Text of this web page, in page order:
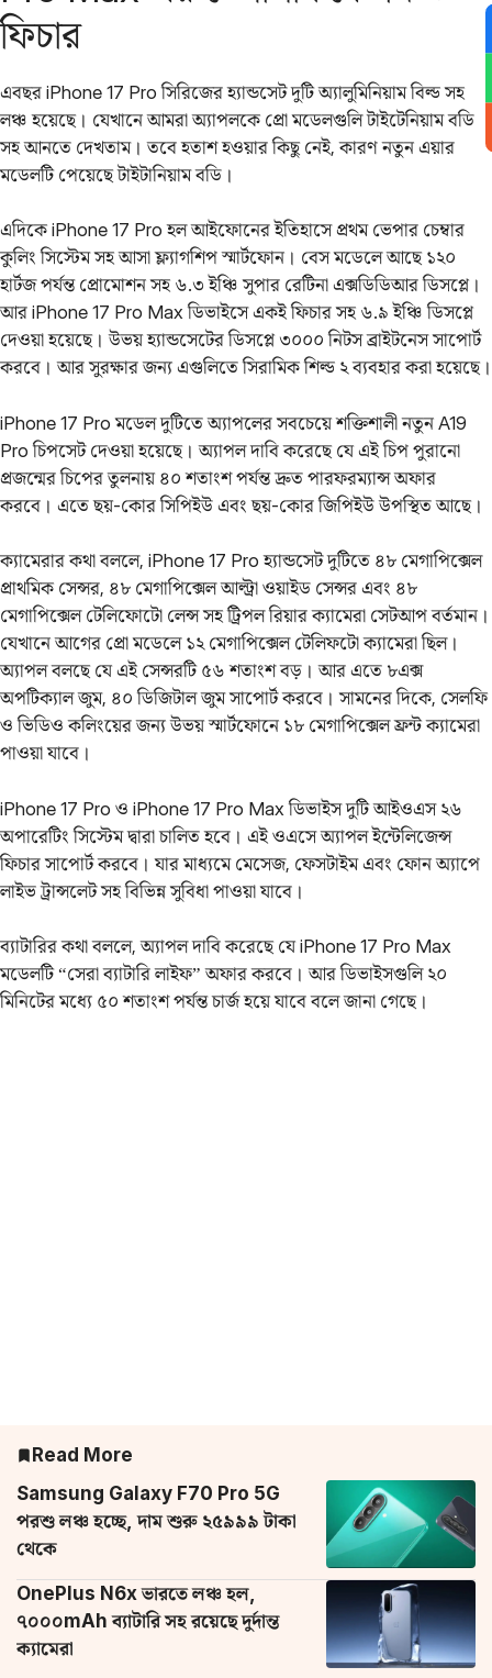
ফিচার
এবছর iPhone 17 Pro সিরিজের হ্যান্ডসেট দুটি অ্যালুমিনিয়াম বিল্ড সহ
লঞ্চ হয়েছে। যেখানে আমরা অ্যাপলকে প্রো মডেলগুলি টাইটেনিয়াম বডি
সহ আনতে দেখতাম।‌ তবে হতাশ হওয়ার কিছু নেই, কারণ নতুন এয়ার
মডেলটি পেয়েছে টাইটানিয়াম বডি।
এদিকে iPhone 17 Pro হল আইফোনের ইতিহাসে প্রথম ভেপার চেম্বার
কুলিং সিস্টেম সহ আসা ফ্ল্যাগশিপ স্মার্টফোন। বেস মডেলে আছে ১২০
হার্টজ পর্যন্ত প্রোমোশন সহ ৬.৩ ইঞ্চি সুপার রেটিনা এক্সডিডিআর ডিসপ্লে।
আর iPhone 17 Pro Max ডিভাইসে একই ফিচার সহ ৬.৯ ইঞ্চি ডিসপ্লে
দেওয়া হয়েছে। উভয় হ্যান্ডসেটের ডিসপ্লে ৩০০০ নিটস ব্রাইটনেস সাপোর্ট
করবে। আর সুরক্ষার জন্য এগুলিতে সিরামিক শিল্ড ২ ব্যবহার করা হয়েছে।
iPhone 17 Pro মডেল দুটিতে অ্যাপলের সবচেয়ে শক্তিশালী নতুন A19
Pro চিপসেট দেওয়া হয়েছে। অ্যাপল দাবি করেছে যে এই চিপ পুরানো
প্রজন্মের চিপের তুলনায় ৪০ শতাংশ পর্যন্ত দ্রুত পারফরম্যান্স অফার
করবে। এতে ছয়-কোর সিপিইউ এবং ছয়-কোর জিপিইউ উপস্থিত আছে।
ক্যামেরার কথা বললে, iPhone 17 Pro হ্যান্ডসেট দুটিতে ৪৮ মেগাপিক্সেল
প্রাথমিক সেন্সর, ৪৮ মেগাপিক্সেল আল্ট্রা ওয়াইড সেন্সর এবং ৪৮
মেগাপিক্সেল টেলিফোটো লেন্স সহ ট্রিপল রিয়ার ক্যামেরা সেটআপ বর্তমান।
যেখানে আগের প্রো মডেলে ১২ মেগাপিক্সেল টেলিফটো ক্যামেরা ছিল।
অ্যাপল বলছে যে এই সেন্সরটি ৫৬ শতাংশ বড়। আর এতে ৮এক্স
অপটিক্যাল জুম, ৪০ ডিজিটাল জুম সাপোর্ট করবে। সামনের দিকে, সেলফি
ও ভিডিও কলিংয়ের জন্য উভয় স্মার্টফোনে ১৮ মেগাপিক্সেল ফ্রন্ট ক্যামেরা
পাওয়া যাবে।
iPhone 17 Pro ও iPhone 17 Pro Max ডিভাইস দুটি আইওএস ২৬
অপারেটিং সিস্টেম দ্বারা চালিত হবে। এই ওএসে অ্যাপল ইন্টেলিজেন্স
ফিচার সাপোর্ট করবে। যার মাধ্যমে মেসেজ, ফেসটাইম এবং ফোন অ্যাপে
লাইভ ট্রান্সলেট সহ বিভিন্ন সুবিধা পাওয়া যাবে।
ব্যাটারির কথা বললে, অ্যাপল দাবি করেছে যে iPhone 17 Pro Max
মডেলটি “সেরা ব্যাটারি লাইফ” অফার করবে। আর ডিভাইসগুলি ২০
মিনিটের মধ্যে ৫০ শতাংশ পর্যন্ত চার্জ হয়ে যাবে বলে জানা গেছে।
Read More
Samsung Galaxy F70 Pro 5G
পরশু লঞ্চ হচ্ছে, দাম শুরু ২৫৯৯৯ টাকা
থেকে
OnePlus N6x ভারতে লঞ্চ হল,
৭০০০mAh ব্যাটারি সহ রয়েছে দুর্দান্ত
ক্যামেরা